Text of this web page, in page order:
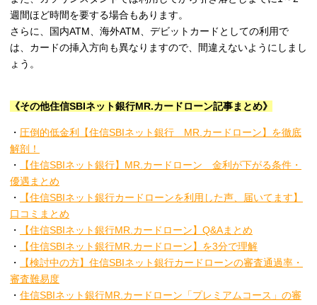
週間ほど時間を要する場合もあります。
さらに、国内ATM、海外ATM、デビットカードとしての利用で
は、カードの挿入方向も異なりますので、間違えないようにしまし
ょう。
《その他住信SBIネット銀行MR.カードローン記事まとめ》
・ 圧倒的低金利【住信SBIネット銀行 MR.カードローン】を徹底
解剖！
・
【住信SBIネット銀行】MR.カードローン 金利が下がる条件・
優遇まとめ
・
【住信SBIネット銀行カードローンを利用した声、届いてます】
口コミまとめ
・
【住信SBIネット銀行MR.カードローン】Q&Aまとめ
・
【住信SBIネット銀行MR.カードローン】を3分で理解
・
【検討中の方】住信SBIネット銀行カードローンの審査通過率・
審査難易度
・ 住信SBIネット銀行MR.カードローン「プレミアムコース」の審